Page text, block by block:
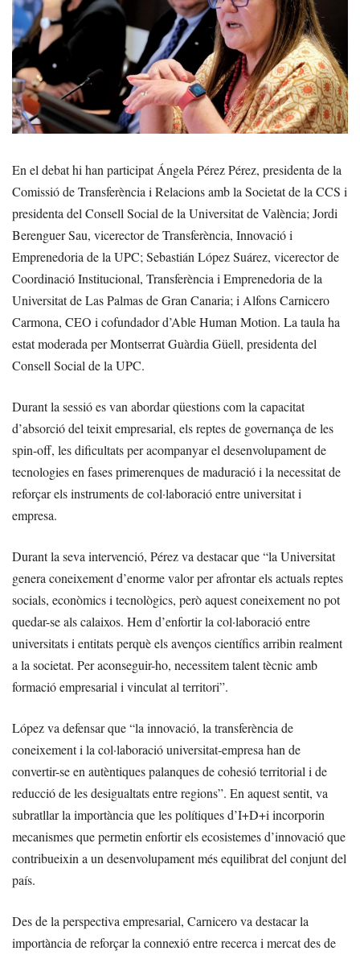
En el debat hi han participat Ángela Pérez Pérez, presidenta de la
Comissió de Transferència i Relacions amb la Societat de la CCS i
presidenta del Consell Social de la Universitat de València; Jordi
Berenguer Sau, vicerector de Transferència, Innovació i
Emprenedoria de la UPC; Sebastián López Suárez, vicerector de
Coordinació Institucional, Transferència i Emprenedoria de la
Universitat de Las Palmas de Gran Canaria; i Alfons Carnicero
Carmona, CEO i cofundador d’Able Human Motion. La taula ha
estat moderada per Montserrat Guàrdia Güell, presidenta del
Consell Social de la UPC.
Durant la sessió es van abordar qüestions com la capacitat
d’absorció del teixit empresarial, els reptes de governança de les
spin-off, les dificultats per acompanyar el desenvolupament de
tecnologies en fases primerenques de maduració i la necessitat de
reforçar els instruments de col·laboració entre universitat i
empresa.
Durant la seva intervenció, Pérez va destacar que “la Universitat
genera coneixement d’enorme valor per afrontar els actuals reptes
socials, econòmics i tecnològics, però aquest coneixement no pot
quedar-se als calaixos. Hem d’enfortir la col·laboració entre
universitats i entitats perquè els avenços científics arribin realment
a la societat. Per aconseguir-ho, necessitem talent tècnic amb
formació empresarial i vinculat al territori”.
López va defensar que “la innovació, la transferència de
coneixement i la col·laboració universitat-empresa han de
convertir-se en autèntiques palanques de cohesió territorial i de
reducció de les desigualtats entre regions”. En aquest sentit, va
subratllar la importància que les polítiques d’I+D+i incorporin
mecanismes que permetin enfortir els ecosistemes d’innovació que
contribueixin a un desenvolupament més equilibrat del conjunt del
país.
Des de la perspectiva empresarial, Carnicero va destacar la
importància de reforçar la connexió entre recerca i mercat des de